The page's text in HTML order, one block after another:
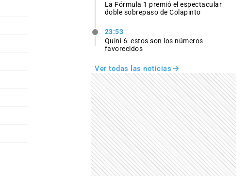
La Fórmula 1 premió el espectacular
doble sobrepaso de Colapinto
23:53
Quini 6: estos son los números
favorecidos
Ver todas las noticias